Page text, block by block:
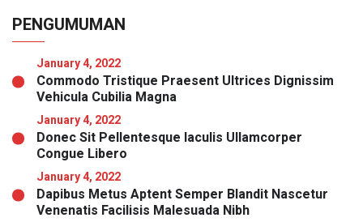
PENGUMUMAN
January 4, 2022
Commodo Tristique Praesent Ultrices Dignissim
Vehicula Cubilia Magna
January 4, 2022
Donec Sit Pellentesque Iaculis Ullamcorper
Congue Libero
January 4, 2022
Dapibus Metus Aptent Semper Blandit Nascetur
Venenatis Facilisis Malesuada Nibh